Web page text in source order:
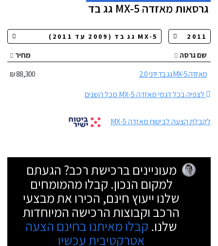
גרסאותמאזדה MX-5 גג בד
שם גרסה
מחיר
מאזדה MX-5 גג בד ידני 2.0
88,300 ₪
לצפיה בכל דגמי מאזדה MX-5 מכל השנים
לקבלת הצעה לביטוח מאזדה MX-5
מעוניינים ברכישת רכב? הגעתם
למקום הנכון. קבלו מהמומחים
שלנו ייעוץ חינם, הכירו את מבצעי
הרכב וקבוצות הרכישה המיוחדות
שלנו. קבלו מאיתנו בחינם הצעה
אטרקטיבית עכשיו